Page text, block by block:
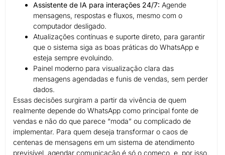
Assistente de IA para interações 24/7: Agende
mensagens, respostas e fluxos, mesmo com o
computador desligado.
Atualizações contínuas e suporte direto, para garantir
que o sistema siga as boas práticas do WhatsApp e
esteja sempre evoluindo.
Painel moderno para visualização clara das
mensagens agendadas e funis de vendas, sem perder
dados.
Essas decisões surgiram a partir da vivência de quem
realmente depende do WhatsApp como principal fonte de
vendas e não do que parece “moda” ou complicado de
implementar. Para quem deseja transformar o caos de
centenas de mensagens em um sistema de atendimento
previsível, agendar comunicação é só o começo, e, por isso,